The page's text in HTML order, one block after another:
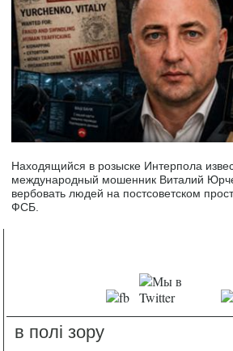
Находящийся в розыске Интерпола
международный мошенник Виталий
вербовать людей на постсоветском
ФСБ.
в полі зору